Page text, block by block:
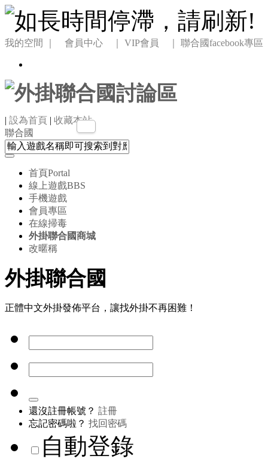
我的空間 ｜ 會員中心 ｜ VIP會員 ｜ 聯合國facebook專區
| 設為首頁 | 收藏本站
聯合國
首頁Portal
線上遊戲BBS
手機遊戲
會員專區
在線掃毒
外掛聯合國商城
改暱稱
外掛聯合國
正體中文外掛發佈平台，讓找外掛不再困難！
還沒註冊帳號？ 註冊
忘記密碼啦？ 找回密碼
自動登錄